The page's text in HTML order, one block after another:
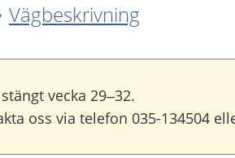
Vägbeskrivning
vecka 29–32.
oss via telefon 035-134504